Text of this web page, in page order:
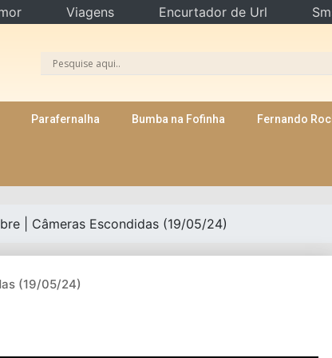
Parafernalha Bumba na Fofinha Fernando
| Câmeras Escondidas (19/05/24)
(19/05/24)
Viagens Encurtador de Url